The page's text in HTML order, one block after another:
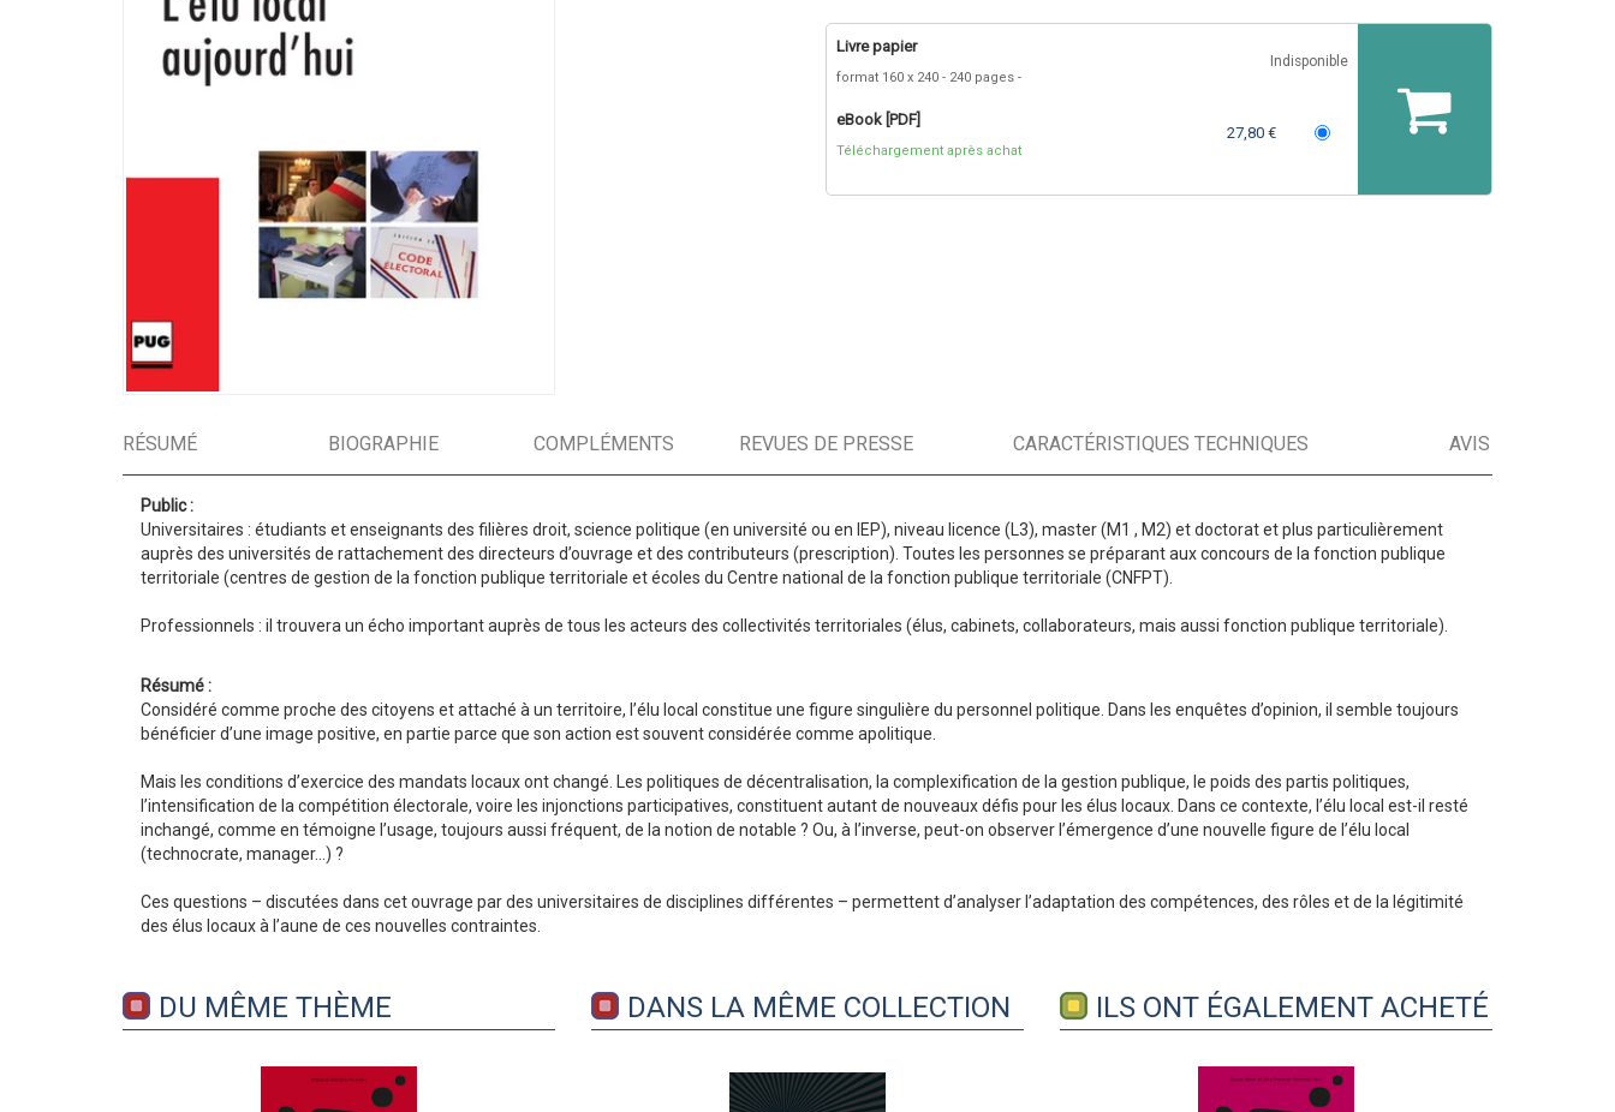
Livre papier
format 160 x 240 240 pages
Indisponible
eBook [PDF]
Téléchargement après achat
27,80 €
RÉSUMÉ BIOGRAPHIE COMPLÉMENTS REVUES DE PRESSE CARACTÉRISTIQUES TECHNIQUES AVIS
Public :
Universitaires : étudiants et enseignants des filières droit, science politique (en université ou en IEP), niveau licence (L3), master (M1 , M2) et doctorat et plus particulièrement
auprès des universités de rattachement des directeurs d’ouvrage et des contributeurs (prescription). Toutes les personnes se préparant aux concours de la fonction publique
territoriale (centres de gestion de la fonction publique territoriale et écoles du Centre national de la fonction publique territoriale (CNFPT).
Professionnels : il trouvera un écho important auprès de tous les acteurs des collectivités territoriales (élus, cabinets, collaborateurs, mais aussi fonction publique territoriale).
Résumé :
Considéré comme proche des citoyens et attaché à un territoire, l’élu local constitue une figure singulière du personnel politique. Dans les enquêtes d’opinion, il semble toujours
bénéficier d’une image positive, en partie parce que son action est souvent considérée comme apolitique.
Mais les conditions d’exercice des mandats locaux ont changé. Les politiques de décentralisation, la complexification de la gestion publique, le poids des partis politiques,
l’intensification de la compétition électorale, voire les injonctions participatives, constituent autant de nouveaux défis pour les élus locaux. Dans ce contexte, l’élu local est-il resté
inchangé, comme en témoigne l’usage, toujours aussi fréquent, de la notion de notable ? Ou, à l’inverse, peut-on observer l’émergence d’une nouvelle figure de l’élu local
(technocrate, manager…) ?
Ces questions – discutées dans cet ouvrage par des universitaires de disciplines différentes – permettent d’analyser l’adaptation des compétences, des rôles et de la légitimité
des élus locaux à l’aune de ces nouvelles contraintes.
DU MÊME THÈME DANS LA MÊME COLLECTION ILS ONT ÉGALEMENT ACHETÉ